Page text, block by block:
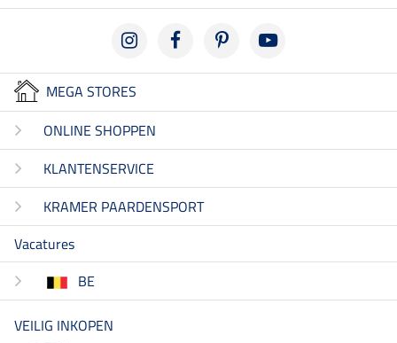
MEGA STORES
ONLINE SHOPPEN
KLANTENSERVICE
KRAMER PAARDENSPORT
Vacatures
BE
VEILIG INKOPEN